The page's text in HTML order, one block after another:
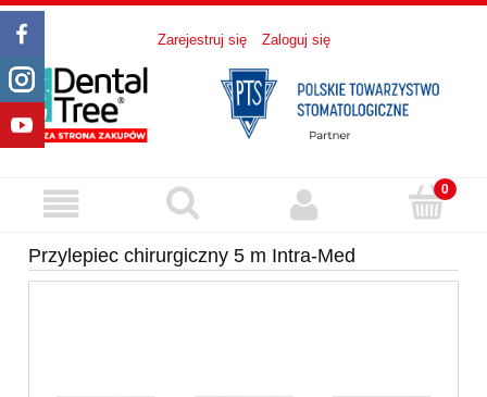
Zarejestruj się Zaloguj się
Przylepiec chirurgiczny 5 m Intra-Med